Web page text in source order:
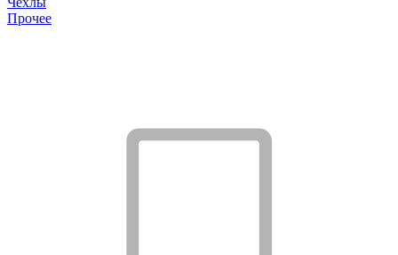
Прочее